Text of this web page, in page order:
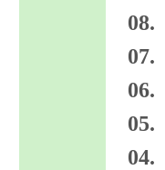
08.
07.
06.
05.
04.